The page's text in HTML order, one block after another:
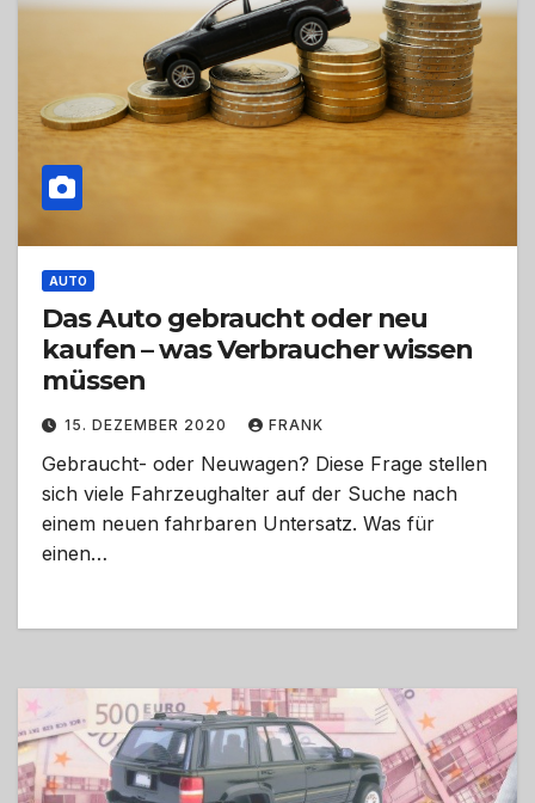
AUTO
Das Auto gebraucht oder neu
kaufen – was Verbraucher wissen
müssen
15. DEZEMBER 2020 FRANK
Gebraucht- oder Neuwagen? Diese Frage stellen
sich viele Fahrzeughalter auf der Suche nach
einem neuen fahrbaren Untersatz. Was für
einen…